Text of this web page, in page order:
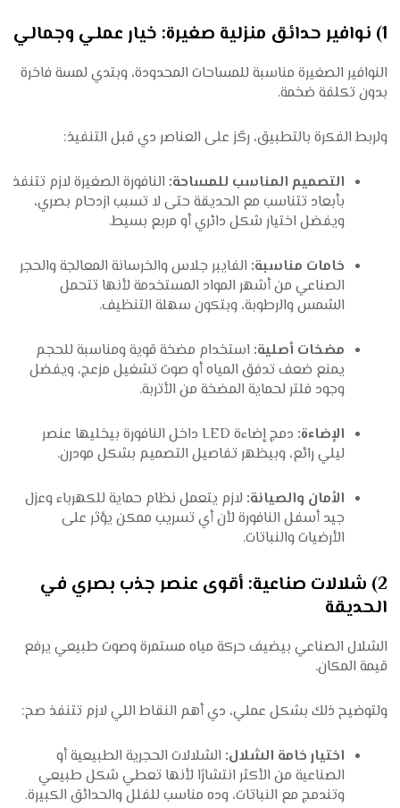
1) نوافير حدائق منزلية صغيرة: خيار عملي وجمالي
النوافير الصغيرة مناسبة للمساحات المحدودة، وبتدي لمسة فاخرة
بدون تكلفة ضخمة.
ولربط الفكرة بالتطبيق، ركّز على العناصر دي قبل التنفيذ:
التصميم المناسب للمساحة: النافورة الصغيرة لازم تتنفذ
بأبعاد تتناسب مع الحديقة حتى لا تسبب ازدحام بصري،
ويفضل اختيار شكل دائري أو مربع بسيط.
خامات مناسبة: الفايبر جلاس والخرسانة المعالجة والحجر
الصناعي من أشهر المواد المستخدمة لأنها تتحمل
الشمس والرطوبة، وبتكون سهلة التنظيف.
مضخات أصلية: استخدام مضخة قوية ومناسبة للحجم
يمنع ضعف تدفق المياه أو صوت تشغيل مزعج، ويفضل
وجود فلتر لحماية المضخة من الأتربة.
الإضاءة:
دمج إضاءة LED داخل النافورة بيخليها عنصر
ليلي رائع، وبيظهر تفاصيل التصميم بشكل مودرن.
الأمان والصيانة: لازم يتعمل نظام حماية للكهرباء وعزل
جيد أسفل النافورة لأن أي تسريب ممكن يؤثر على
الأرضيات والنباتات.
2) شلالات صناعية: أقوى عنصر جذب بصري في
الحديقة
الشلال الصناعي بيضيف حركة مياه مستمرة وصوت طبيعي يرفع
قيمة المكان.
ولتوضيح ذلك بشكل عملي، دي أهم النقاط اللي لازم تتنفذ صح:
اختيار خامة الشلال: الشلالات الحجرية الطبيعية أو
الصناعية من الأكثر انتشارًا لأنها تعطي شكل طبيعي
وتندمج مع النباتات، وده مناسب للفلل والحدائق الكبيرة.